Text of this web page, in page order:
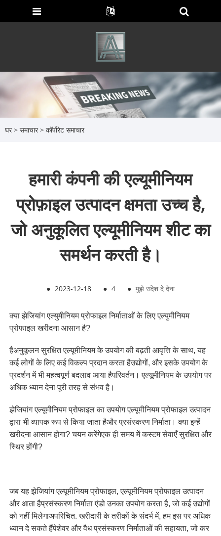
घर > समाचार> कॉर्पोरेट समाचार
हमारी कंपनी की एल्यूमीनियम
प्रोफ़ाइल उत्पादन क्षमता उच्च है,
जो अनुकूलित एल्यूमीनियम शीट का
समर्थन करती है।
● 2023-12-18 ● 4 ● मुझे संदेश दे देना
क्या झेजियांग एल्युमीनियम प्रोफाइल निर्माताओं के लिए एल्युमीनियम
प्रोफाइल खरीदना आसान है?
हैअनुकूलन सुरक्षित एल्यूमीनियम के उपयोग की बढ़ती आवृत्ति के साथ, यह
कई लोगों के लिए कई विकल्प प्रदान करता हैउद्योगों, और इसके उपयोग के
प्रदर्शन में भी महत्वपूर्ण बदलाव आया हैपरिवर्तन। एल्यूमीनियम के उपयोग पर
अधिक ध्यान देना पूरी तरह से संभव है।
झेजियांग एल्यूमीनियम प्रोफाइल का उपयोग एल्यूमीनियम प्रोफाइल उत्पादन
द्वारा भी व्यापक रूप से किया जाता हैऔर प्रसंस्करण निर्माता। क्या इन्हें
खरीदना आसान होगा? चयन करेंगेएक ही समय में कस्टम सेवाएँ सुरक्षित और
स्थिर होंगी?
जब यह झेजियांग एल्यूमीनियम प्रोफाइल, एल्यूमीनियम प्रोफाइल उत्पादन
और आता हैप्रसंस्करण निर्माता एंडो उनका उपयोग करता है, जो कई उद्योगों
को नहीं मिलेगाअपरिचित. खरीदारी के तरीकों के संदर्भ में, हम इस पर अधिक
ध्यान दे सकते हैंपेशेवर और वैध प्रसंस्करण निर्माताओं की सहायता, जो कर